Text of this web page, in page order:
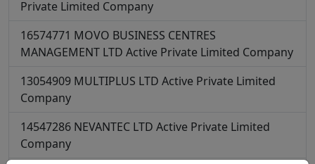
Private Limited Company
16574771 MOVO BUSINESS CENTRES
MANAGEMENT LTD Active Private Limited Company
13054909 MULTIPLUS LTD Active Private Limited
Company
14547286 NEVANTEC LTD Active Private Limited
Company